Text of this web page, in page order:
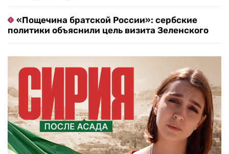
«Пощечина братской России»: сербские
политики объяснили цель визита Зеленского